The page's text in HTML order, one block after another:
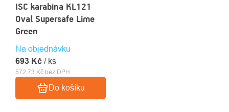
ISC karabina KL121
Oval Supersafe Lime
Green
Na objednávku
572,73 Kč bez DPH
693 Kč / ks
Do košíku